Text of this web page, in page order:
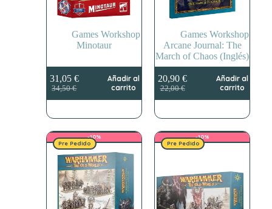
Games Workshop
Minotaur
34,50€
El
precio
era:
34,50 €.
31,05 €
El
precio
es:
31,05 €.
Añadir al
carrito
Games Workshop
Arcane Journal: The
March of Chaos (Inglés)
22,00€
El
precio
era:
22,00 €.
20,90€
El
precio
es:
20,90 €.
Añadir al
carrito
Pre Pedido
-10%
Pre Pedido
-10%